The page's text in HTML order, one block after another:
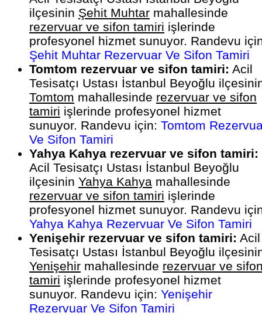
ilçesinin Şehit Muhtar mahallesinde
rezervuar ve sifon tamiri işlerinde
profesyonel hizmet sunuyor. Randevu
Şehit Muhtar Rezervuar Ve Sifon Tamiri
Tomtom rezervuar ve sifon tamiri: Acil
Tesisatçı Ustası İstanbul Beyoğlu
Tomtom mahallesinde rezervuar ve sifon
tamiri işlerinde profesyonel hizmet
sunuyor. Randevu için: Tomtom
Ve Sifon Tamiri
Yahya Kahya rezervuar ve sifon tamiri:
Acil Tesisatçı Ustası İstanbul Beyoğlu
ilçesinin Yahya Kahya mahallesinde
rezervuar ve sifon tamiri işlerinde
profesyonel hizmet sunuyor. Randevu
Yahya Kahya Rezervuar Ve Sifon Tamiri
Yenişehir rezervuar ve sifon tamiri: Acil
Tesisatçı Ustası İstanbul Beyoğlu
Yenişehir mahallesinde rezervuar ve
tamiri işlerinde profesyonel hizmet
sunuyor. Randevu için: Yenişehir
Rezervuar Ve Sifon Tamiri